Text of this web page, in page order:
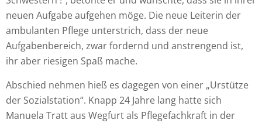
neuen Aufgabe aufgehen möge. Die neue Leiterin der
ambulanten Pflege unterstrich, dass der neue
Aufgabenbereich, zwar fordernd und anstrengend ist,
ihr aber riesigen Spaß mache.
Abschied nehmen hieß es dagegen von einer „Urstütze
der Sozialstation“. Knapp 24 Jahre lang hatte sich
Manuela Tratt aus Wegfurt als Pflegefachkraft in der